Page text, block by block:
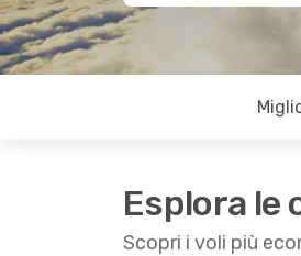
Esplora le
Scopri i voli più